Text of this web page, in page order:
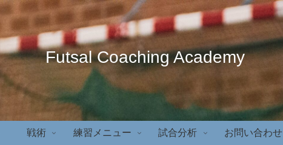
Futsal Coaching Academy
戦術 練習メニュー 試合分析 お問い合わせ